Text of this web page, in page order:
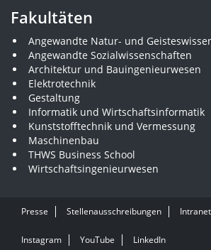
Fakultäten
Angewandte Natur- und
Angewandte Sozialwissenschaften
Architektur und Bauingenieurwesen
Elektrotechnik
Gestaltung
Informatik und Wirtschaftsinformatik
Kunststofftechnik und Vermessung
Maschinenbau
THWS Business School
Wirtschaftsingenieurwesen
Presse Stellenausschreibungen Intranet
Instagram YouTube LinkedIn